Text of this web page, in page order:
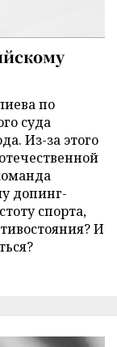
по
суда
Из-за этого
допинг-
спорта,
И